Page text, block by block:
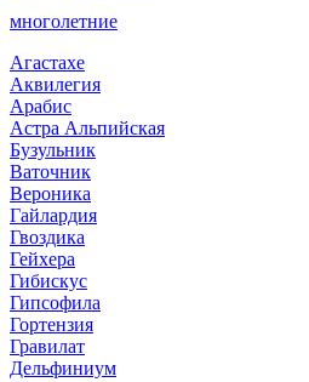
многолетние
Агастахе
Аквилегия
Арабис
Астра Альпийская
Бузульник
Ваточник
Вероника
Гайлардия
Гвоздика
Гейхера
Гибискус
Гипсофила
Гортензия
Гравилат
Дельфиниум